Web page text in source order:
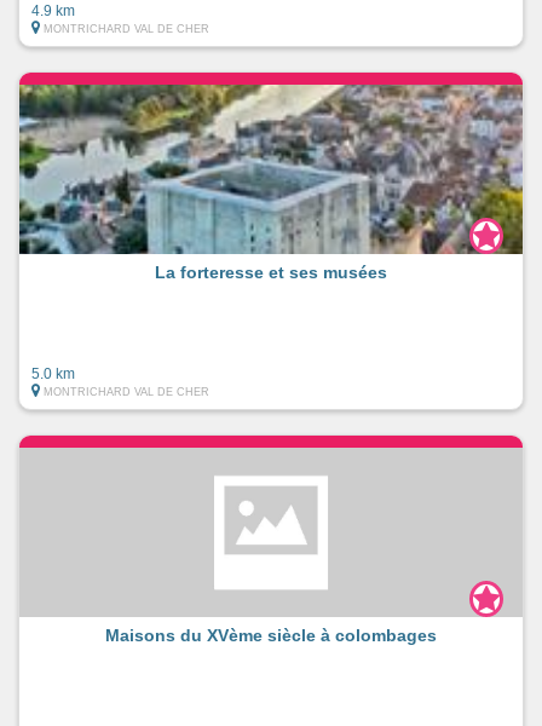
4.9 km
MONTRICHARD VAL DE CHER
La forteresse et ses musées
5.0 km
MONTRICHARD VAL DE CHER
Maisons du XVème siècle à colombages